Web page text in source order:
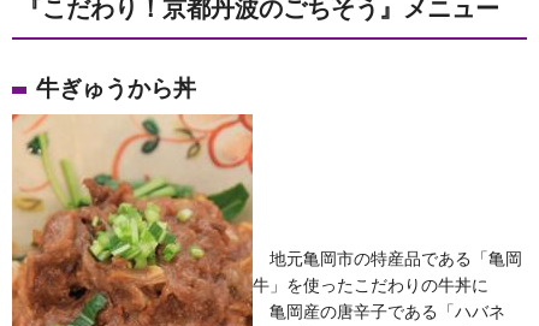
『こだわり！京都丹波のごちそう』メニュー
牛ぎゅうから丼
地元亀岡市の特産品である「亀岡
牛」を使ったこだわりの牛丼に
亀岡産の唐辛子である「ハバネ